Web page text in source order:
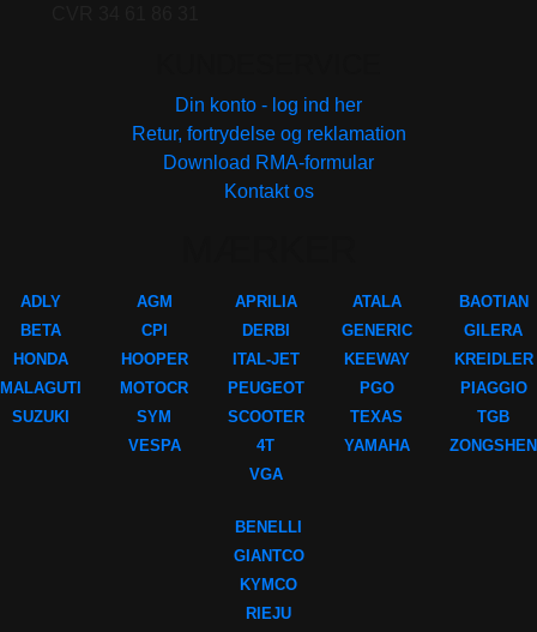
Din konto - log ind her
Retur, fortrydelse og reklamation
Download RMA-formular
Kontakt os
ADLY
BETA
HONDA
MALAGUTI
SUZUKI
AGM
CPI
HOOPER
MOTOCR
SYM
VESPA
APRILIA
DERBI
ITAL-JET
PEUGEOT
SCOOTER
4T
VGA
ATALA
GENERIC
KEEWAY
PGO
TEXAS
YAMAHA
BAOTIAN
GILERA
KREIDLER
PIAGGIO
TGB
ZONGSHEN
BENELLI
GIANTCO
KYMCO
RIEJU